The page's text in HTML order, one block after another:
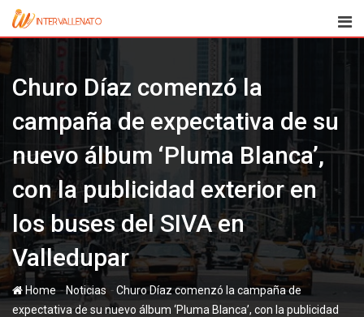
Skip
content
Churo Díaz comenzó la
campaña de expectativa de su
nuevo álbum ‘Pluma Blanca’,
con la publicidad exterior en
los buses del SIVA en
Valledupar
Home- Noticias -Churo Díaz comenzó la campaña de
expectativa de su nuevo álbum ‘Pluma Blanca’, con la publicidad